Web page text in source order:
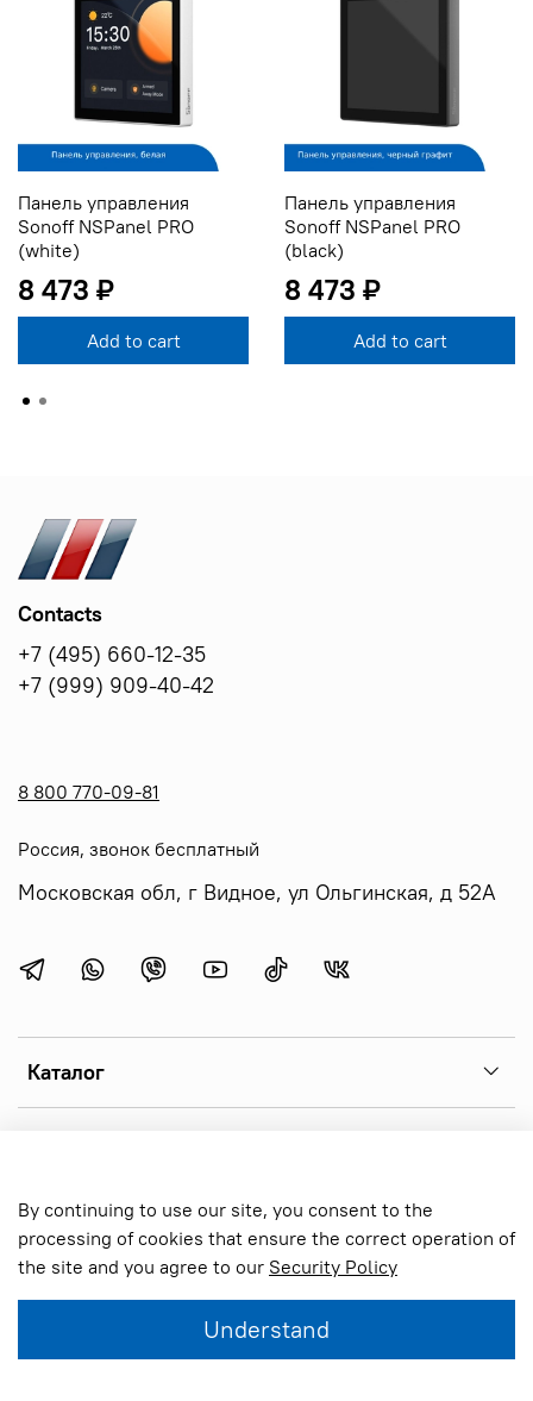
Add to cart
Панель управления
Sonoff NSPanel PRO
(white)
8 473 ₽
Add to cart
Панель управления
Sonoff NSPanel PRO
(black)
8 473 ₽
Add to cart
Каталог
Contacts
+7 (495) 660-12-35
+7 (999) 909-40-42
8 800 770-09-81
Россия, звонок бесплатный
Московская обл, г Видное, ул Ольгинская, д 52А
Online store created on inSales
By continuing to use our site, you consent to the
processing of cookies that ensure the correct operation of
the site and you agree to our Security Policy
Understand